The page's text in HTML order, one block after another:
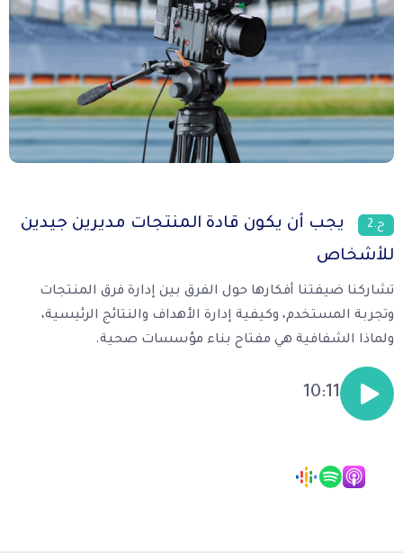
ح.2
يجب أن يكون قادة المنتجات مديرين جيدين
للأشخاص
تشاركنا ضيفتنا أفكارها حول الفرق بين إدارة فرق المنتجات
وتجربة المستخدم، وكيفية إدارة الأهداف والنتائج الرئيسية،
ولماذا الشفافية هي مفتاح بناء مؤسسات صحية.
10:11